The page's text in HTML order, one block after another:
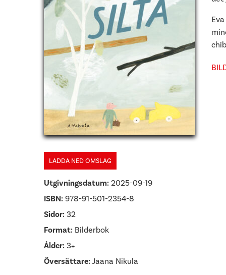
LADDA NED OMSLAG
Utgivningsdatum: 2025-09-19
ISBN: 978-91-501-2354-8
Sidor: 32
Format: Bilderbok
Ålder: 3+
Översättare:Jaana Nikula